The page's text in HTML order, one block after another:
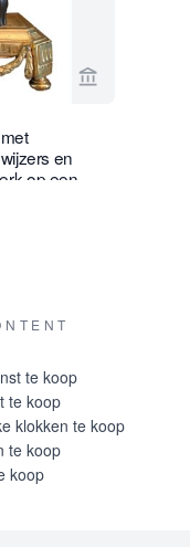
Bekijk
en
op een
te koop
te koop
klokken te koop
te koop
koop